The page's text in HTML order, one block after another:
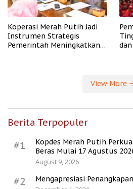
Koperasi Merah Putih Jadi
Instrumen Strategis
Pemerintah Meningkatkan
View More
Berita Terpopuler
#1
Kopdes Merah Putih
Beras Mulai 17 Agustus
August 9, 2026
#2
Mengapresiasi